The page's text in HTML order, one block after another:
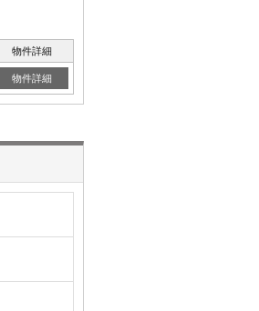
物件詳細
物件詳細